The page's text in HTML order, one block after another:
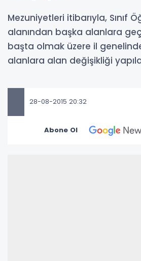
Mezuniyetleri itibarıyla, Sınıf
alanından başka alanlara
başta olmak üzere il
alanlara alan değişikliği
28-08-2015 20:32
Abone Ol